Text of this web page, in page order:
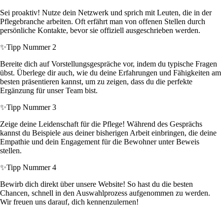
Sei proaktiv! Nutze dein Netzwerk und sprich mit Leuten, die in der
Pflegebranche arbeiten. Oft erfährt man von offenen Stellen durch
persönliche Kontakte, bevor sie offiziell ausgeschrieben werden.
✨Tipp Nummer 2
Bereite dich auf Vorstellungsgespräche vor, indem du typische Fragen
übst. Überlege dir auch, wie du deine Erfahrungen und Fähigkeiten am
besten präsentieren kannst, um zu zeigen, dass du die perfekte
Ergänzung für unser Team bist.
✨Tipp Nummer 3
Zeige deine Leidenschaft für die Pflege! Während des Gesprächs
kannst du Beispiele aus deiner bisherigen Arbeit einbringen, die deine
Empathie und dein Engagement für die Bewohner unter Beweis
stellen.
✨Tipp Nummer 4
Bewirb dich direkt über unsere Website! So hast du die besten
Chancen, schnell in den Auswahlprozess aufgenommen zu werden.
Wir freuen uns darauf, dich kennenzulernen!